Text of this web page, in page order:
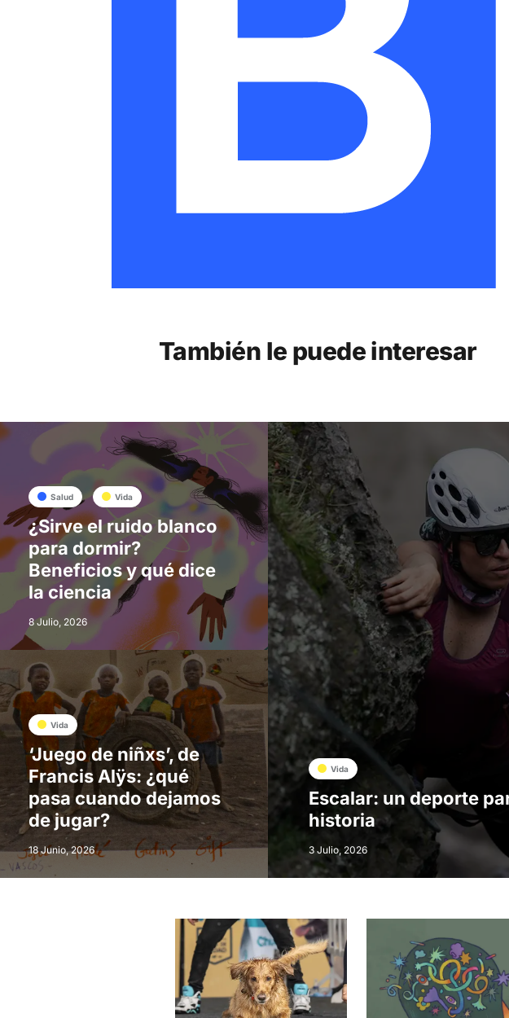
También le puede interesar
Salud Vida
¿Sirve el ruido blanco
para dormir?
Beneficios y qué dice
la ciencia
8 Julio, 2026
Vida
‘Juego de niñxs’, de
Francis Alÿs: ¿qué
pasa cuando dejamos
de jugar?
18 Junio, 2026
Vida
Escalar: un deporte
historia
3 Julio, 2026